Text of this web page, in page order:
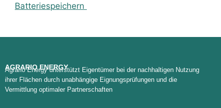
Batteriespeichern
AGRARIO ENERGY
Agrario Energy unterstützt Eigentümer bei der nachhaltigen Nutzung
ihrer Flächen durch unabhängige Eignungsprüfungen und die
Vermittlung optimaler Partnerschaften